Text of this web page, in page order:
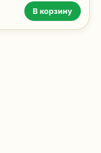
В корзину